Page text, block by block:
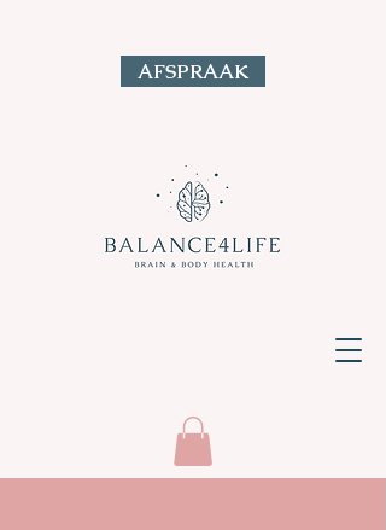
AFSPRAAK